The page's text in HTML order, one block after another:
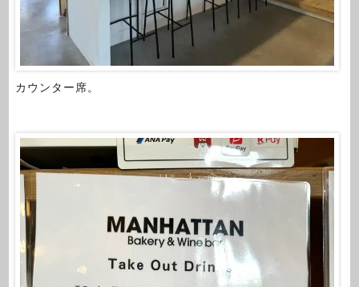
カウンター席。